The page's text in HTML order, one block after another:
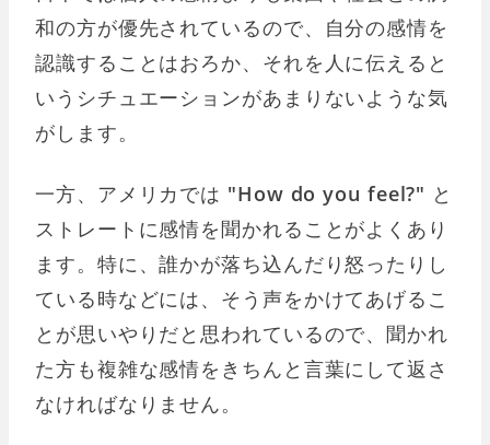
和の方が優先されているので、自分の感情を
認識することはおろか、それを人に伝えると
いうシチュエーションがあまりないような気
がします。
一方、アメリカでは "How do you feel?" と
ストレートに感情を聞かれることがよくあり
ます。特に、誰かが落ち込んだり怒ったりし
ている時などには、そう声をかけてあげるこ
とが思いやりだと思われているので、聞かれ
た方も複雑な感情をきちんと言葉にして返さ
なければなりません。